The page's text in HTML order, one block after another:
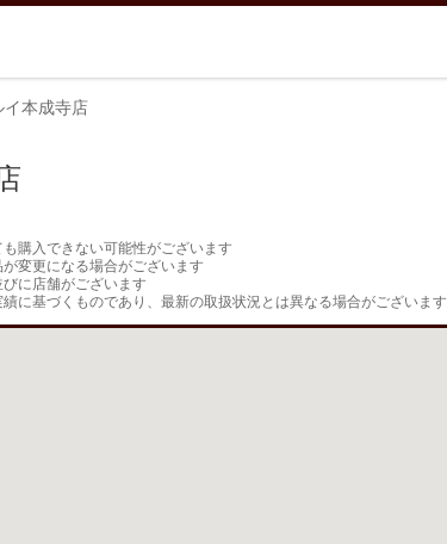
イ本成寺店
購入できない可能性がございます
変更になる場合がございます
に店舗がございます
に基づくものであり、最新の取扱状況とは異なる場合がございます